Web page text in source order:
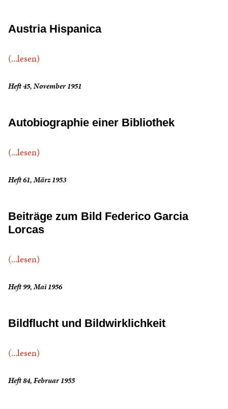
Austria Hispanica
(...lesen)
Heft 45, November 1951
Autobiographie einer Bibliothek
(...lesen)
Heft 61, März 1953
Beiträge zum Bild Federico Garcia
Lorcas
(...lesen)
Heft 99, Mai 1956
Bildflucht und Bildwirklichkeit
(...lesen)
Heft 84, Februar 1955